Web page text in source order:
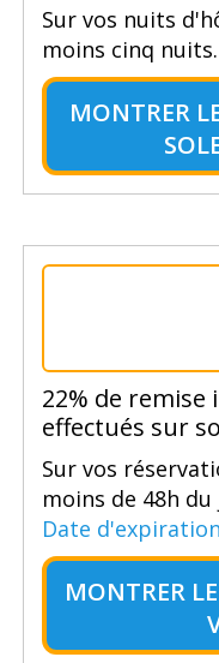
Sur vos nuits
moins cinq nuits.
MONTRER
22% de
effectués sur
Sur vos
moins de 48h
Date
MONTRER LE